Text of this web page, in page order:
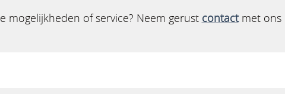
mogelijkheden of service? Neem gerust contactmet ons